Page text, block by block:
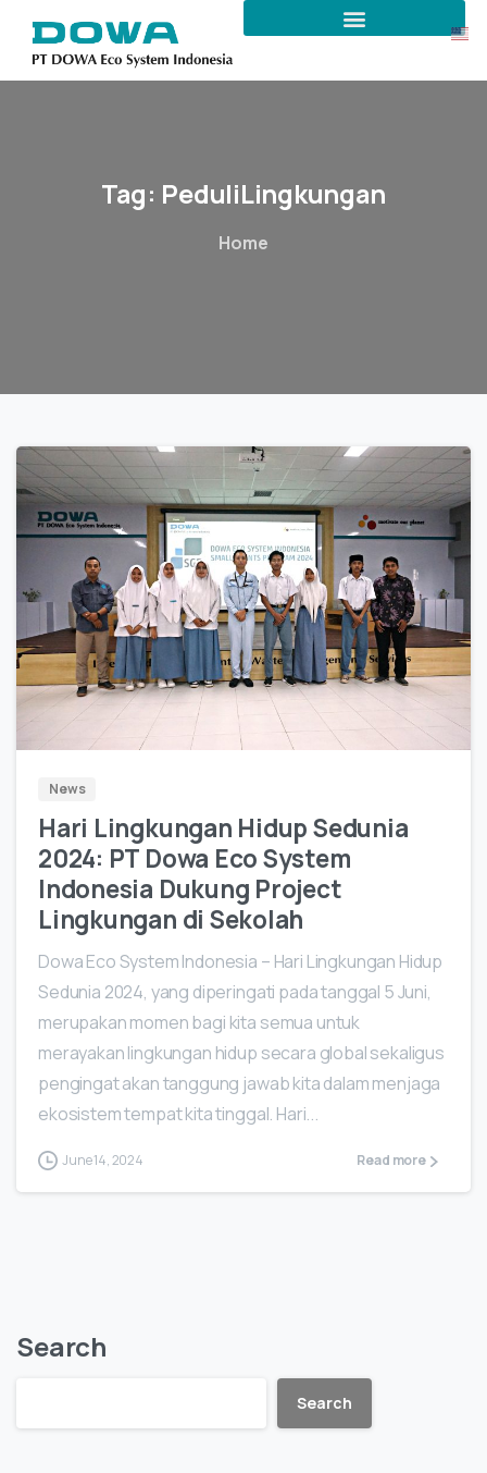
Tag: PeduliLingkungan
Home
News
Hari Lingkungan Hidup Sedunia
2024: PT Dowa Eco System
Indonesia Dukung Project
Lingkungan di Sekolah
Dowa Eco System Indonesia – Hari Lingkungan Hidup
Sedunia 2024, yang diperingati pada tanggal 5 Juni,
merupakan momen bagi kita semua untuk
merayakan lingkungan hidup secara global sekaligus
pengingat akan tanggung jawab kita dalam menjaga
ekosistem tempat kita tinggal. Hari...
June 14, 2024 Read more
Search
Search